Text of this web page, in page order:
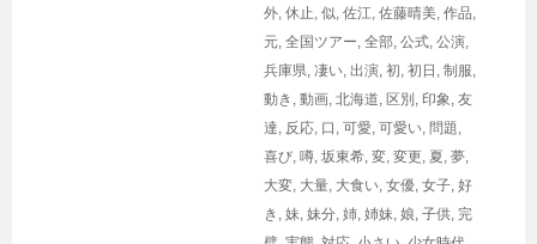
外, 休止, 似, 佐江, 佐藤晴美, 作品,
元, 全国ツアー, 全部, 公式, 公演,
兵庫県, 凄い, 出演, 初, 初日 , 制服,
動き , 動画, 北海道, 区別 , 印象, 友
達, 反応, 口 , 可愛, 可愛い, 問題,
喜び, 噂, 坂東希, 変, 変更, 夏, 夢,
大変, 大量, 大食い, 女優, 女子, 好
き , 妹, 妹分, 姉, 姉妹, 娘, 子供, 完